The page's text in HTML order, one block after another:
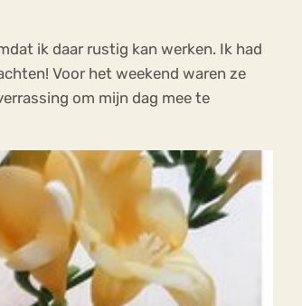
ik daar rustig kan werken. Ik had
Voor het weekend waren ze
om mijn dag mee te